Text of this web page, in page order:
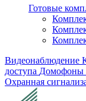
Готовые
Видеонаблюдение
доступа Домофоны
Охранная